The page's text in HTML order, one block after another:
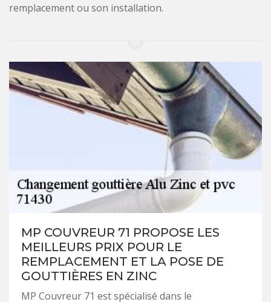
remplacement ou son installation.
MP COUVREUR 71 PROPOSE LES
MEILLEURS PRIX POUR LE
REMPLACEMENT ET LA POSE DE
GOUTTIÈRES EN ZINC
MP Couvreur 71 est spécialisé dans le